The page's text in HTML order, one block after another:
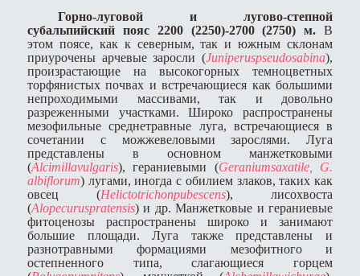
Горно-луговой и лугово-степной
субальпийский пояс 2200 (2250)-2700 (2750) м. В
этом поясе, как к северным, так и южным склонам
приурочены арчевые заросли (Juniperuspseudosabina),
произрастающие на высокогорных темноцветных
торфянистых почвах и встречающиеся как большими
непроходимыми массивами, так и довольно
разреженными участками. Широко распространены
мезофильные среднетравные луга, встречающиеся в
сочетании с можжевеловыми зарослями. Луга
представлены в основном манжетковыми
(Alcimillavulgaris), гераниевыми (Geraniumsaxatile, G.
albiflorum) лугами, иногда с обилием злаков, таких как
овсец (Helictotrichonpubescens), лисохвоста
(Alopecuruspratensis) и др. Манжетковые и гераниевые
фитоценозы распространены широко и занимают
большие площади. Луга также представлены и
разнотравными формациями мезофитного и
остепненного типа, слагающиеся горцем